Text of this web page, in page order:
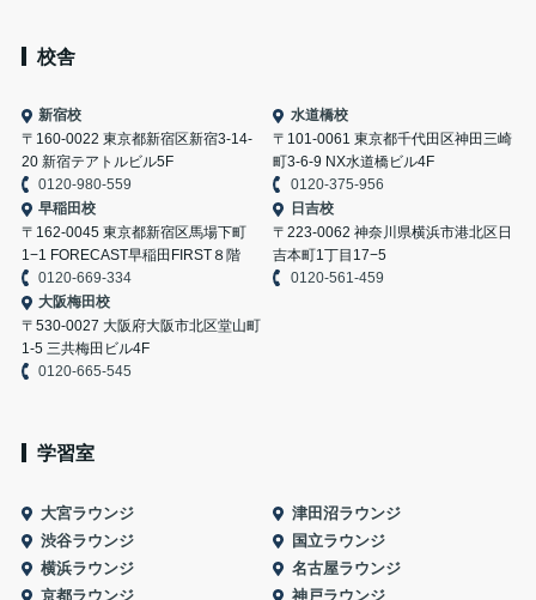
校舎
新宿校
〒160-0022 東京都新宿区新宿3-14-
20 新宿テアトルビル5F
0120-980-559
水道橋校
〒101-0061 東京都千代田区神田三崎
町3-6-9 NX水道橋ビル4F
0120-375-956
早稲田校
〒162-0045 東京都新宿区馬場下町
1−1 FORECAST早稲田FIRST８階
0120-669-334
日吉校
〒223-0062 神奈川県横浜市港北区日
吉本町1丁目17−5
0120-561-459
大阪梅田校
〒530-0027 大阪府大阪市北区堂山町
1-5 三共梅田ビル4F
0120-665-545
学習室
大宮ラウンジ
津田沼ラウンジ
渋谷ラウンジ
国立ラウンジ
横浜ラウンジ
名古屋ラウンジ
京都ラウンジ
神戸ラウンジ